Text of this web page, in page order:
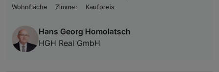
Wohnfläche
Zimmer Kaufpreis
Hans Georg Homolatsch
HGH Real GmbH